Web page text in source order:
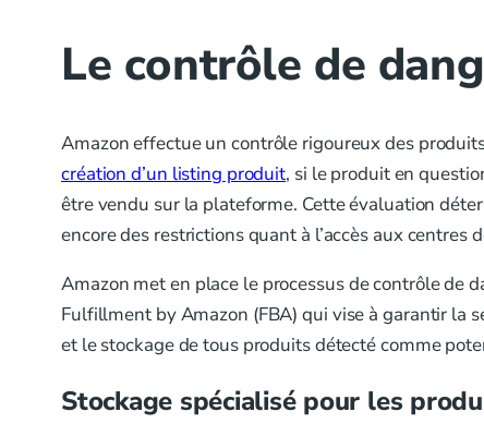
Le contrôle de
Amazon effectue un contrôle rigoureux des
création d’un listing produit, si le produit en
être vendu sur la plateforme. Cette évaluation
encore des restrictions quant à l’accès aux centres
Amazon met en place le processus de contrôle de
Fulfillment by Amazon (FBA) qui vise à garantir la
et le stockage de tous produits détecté comme
Stockage spécialisé pour les